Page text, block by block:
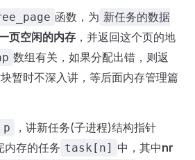
函数，为 新任务的数据
页空闲的内存 ，并返回这个页的地
数组有关，如果分配出错，则返
暂时不深入讲，等后面内存管理篇
，讲新任务(子进程)结构指针
内存的任务 task[n] 中，其中nr